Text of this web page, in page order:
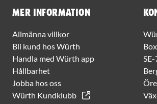
Mer information
Allmänna villkor
Bli kund hos Würth
Handla med Würth app
Hållbarhet
Jobba hos oss
Würth Kundklubb